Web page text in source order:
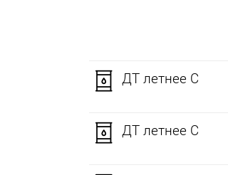
ДТ летнее C
ДТ летнее C